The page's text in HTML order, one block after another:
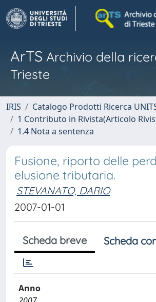
ArTS Archivio della
Trieste
IRIS
Catalogo Prodotti Ricerca
1 Contributo in Rivista(Articolo
1.4 Nota a sentenza
Fusione, riporto delle
elusione tributaria.
STEVANATO, DARIO
2007-01-01
Scheda breve Scheda
Anno